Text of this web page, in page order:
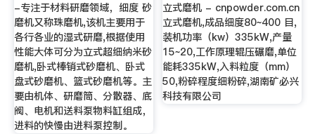
-专注于材料研磨领域，细度 砂
磨机又称珠磨机,该机主要用于
各行各业的湿式研磨,根据使用
性能大体可分为立式超细纳米砂
磨机,卧式棒销式砂磨机、卧式
盘式砂磨机、篮式砂磨机等。主
要由机体、研磨筒、分散器、底
阀、电机和送料泵物料缸组成，
进料的快慢由进料泵控制。
立式磨机 - cnpowder.com.cn
立式磨机,成品细度80~400 目,
装机功率（kw）335kW,产量
15~20,工作原理辊压碾磨,单位
能耗335kW,入料粒度（mm）
50,粉碎程度细粉碎,湖南矿必兴
科技有限公司